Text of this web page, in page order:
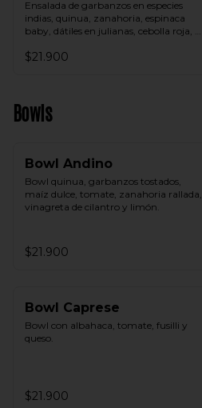
Ensalada de garbanzos en especies
indias, quinua, zanahoria, espinaca
baby, dátiles en julianas, cebolla roja,
$21.900
Bowls
Bowl Andino
Bowl quinua, garbanzos tostados,
maíz dulce, tomate, zanahoria rallada,
vinagreta de cilantro y limón.
$21.900
Bowl Caprese
Bowl con albahaca, tomate, fusilli y
queso.
$21.900